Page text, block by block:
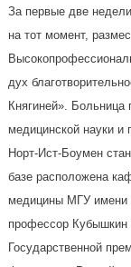
За первые две
на тот момент,
дух
Княгиней». Больница
медицинской науки и
Норт-Ист-Боумен
базе расположена
медицины МГУ
профессор
Государственной